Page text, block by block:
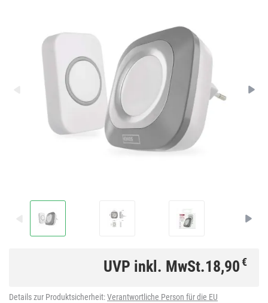
UVP inkl. MwSt.18,90€
Details zur Produktsicherheit:Verantwortliche Person für die EU